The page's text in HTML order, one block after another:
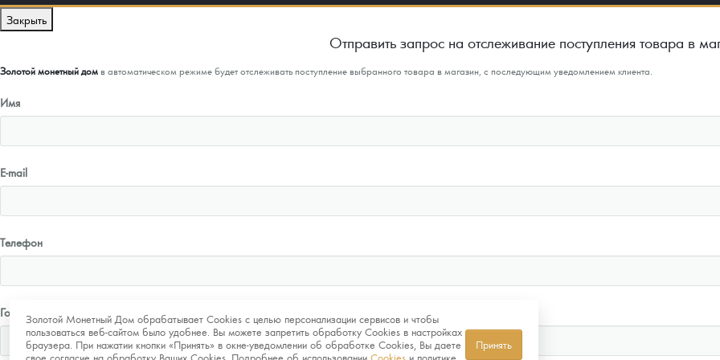
Золотой Монетный Дом обрабатывает Cookies с целью персонализации сервисов и чтобы
пользоваться веб-сайтом было удобнее. Вы можете запретить обработку Cookies в настройках
браузера. При нажатии кнопки «Принять» в окне-уведомлении об обработке Cookies, Вы даете
свое согласие на обработку Ваших Cookies. Подробнее об использовании Cookies и политике
Принять
Закрыть
Отправить запрос на отслеживание поступления товара в
Золотой монетный домв автоматическом режиме будет отслеживать поступление выбранного товара в магазин, с последующим уведомлением клиента.
Имя
E-mail
Телефон
Город